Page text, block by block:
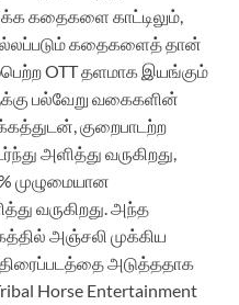
கதைகளை காட்டிலும்,
கதைகளைத் தான்
OTT தளமாக இயங்கும்
பல்வேறு வகைகளின்
குறைபாடற்ற
அளித்து வருகிறது,
முழுமையான
வருகிறது. அந்த
அஞ்சலி முக்கிய
திரைப்படத்தை அடுத்ததாக
Horse Entertainment